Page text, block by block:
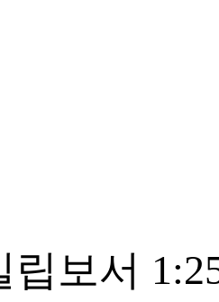
립보서